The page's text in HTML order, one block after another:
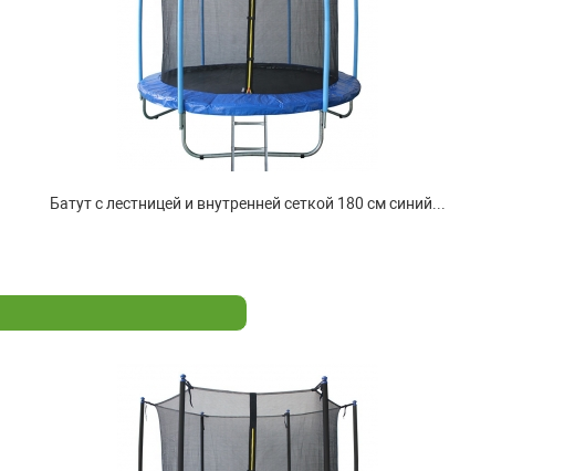
Батут с лестницей и внутренней сеткой 180 см синий...